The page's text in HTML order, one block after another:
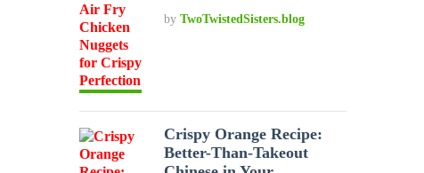
byTwoTwistedSisters.blog
Crispy Orange Recipe:
Better-Than-Takeout